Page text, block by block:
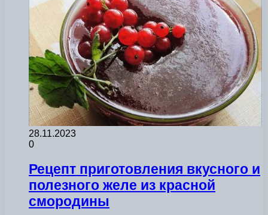
28.11.2023
0
Рецепт приготовления вкусного и
полезного желе из красной
смородины